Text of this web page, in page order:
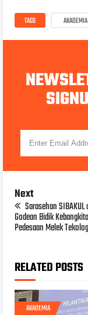
TAGS AKADEMIA
Next
Sarasehan
Godean Bidik
Pedesaan Melek
RELATED POSTS
AKADEMIA